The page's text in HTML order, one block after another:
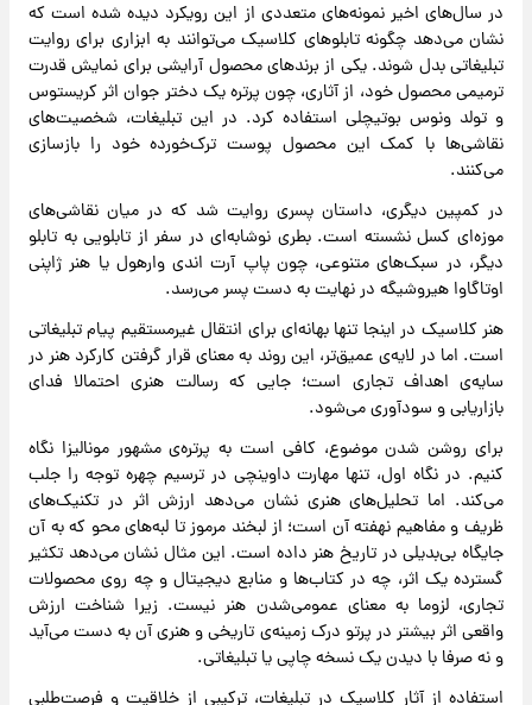
در سال‌های اخیر نمونه‌های متعددی از این رویکرد دیده شده است که
نشان می‌دهد چگونه تابلو‌های کلاسیک می‌توانند به ابزاری برای روایت
تبلیغاتی بدل شوند. یکی از برند‌های محصول آرایشی برای نمایش قدرت
ترمیمی محصول خود، از آثاری، چون پرتره یک دختر جوان اثر کریستوس
و تولد ونوس بوتیچلی استفاده کرد. در این تبلیغات، شخصیت‌های
نقاشی‌ها با کمک این محصول پوست ترک‌خورده خود را بازسازی
می‌کنند.
در کمپین دیگری، داستان پسری روایت شد که در میان نقاشی‌های
موزه‌ای کسل نشسته است. بطری نوشابه‌ای در سفر از تابلویی به تابلو
دیگر، در سبک‌های متنوعی، چون پاپ آرت اندی وارهول یا هنر ژاپنی
اوتاگاوا هیروشیگه در نهایت به دست پسر می‌رسد.
هنر کلاسیک در اینجا تنها بهانه‌ای برای انتقال غیرمستقیم پیام تبلیغاتی
است. اما در لایه‌ی عمیق‌تر، این روند به معنای قرار گرفتن کارکرد هنر در
سایه‌ی اهداف تجاری است؛ جایی که رسالت هنری احتمالا فدای
بازاریابی و سودآوری می‌شود.
برای روشن شدن موضوع، کافی است به پرتره‌ی مشهور مونالیزا نگاه
کنیم. در نگاه اول، تنها مهارت داوینچی در ترسیم چهره توجه را جلب
می‌کند. اما تحلیل‌های هنری نشان می‌دهد ارزش اثر در تکنیک‌های
ظریف و مفاهیم نهفته آن است؛ از لبخند مرموز تا لبه‌های محو که به آن
جایگاه بی‌بدیلی در تاریخ هنر داده است. این مثال نشان می‌دهد تکثیر
گسترده یک اثر، چه در کتاب‌ها و منابع دیجیتال و چه روی محصولات
تجاری، لزوما به معنای عمومی‌شدن هنر نیست. زیرا شناخت ارزش
واقعی اثر بیشتر در پرتو درک زمینه‌ی تاریخی و هنری آن به دست می‌آید
و نه صرفا با دیدن یک نسخه چاپی یا تبلیغاتی.
استفاده از آثار کلاسیک در تبلیغات، ترکیبی از خلاقیت و فرصت‌طلبی